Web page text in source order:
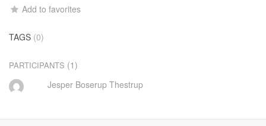
Add to favorites
TAGS (0)
PARTICIPANTS (1)
Jesper Boserup Thestrup